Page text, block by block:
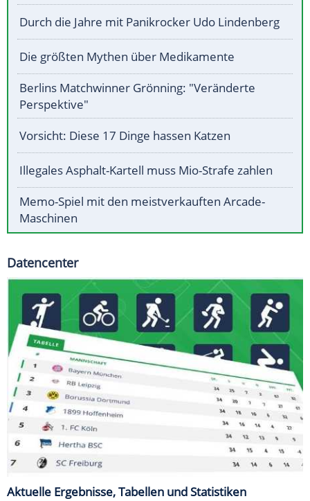
Durch die Jahre mit Panikrocker Udo Lindenberg
Die größten Mythen über Medikamente
Berlins Matchwinner Grönning: "Veränderte
Perspektive"
Vorsicht: Diese 17 Dinge hassen Katzen
Illegales Asphalt-Kartell muss Mio-Strafe zahlen
Memo-Spiel mit den meistverkauften Arcade-
Maschinen
Datencenter
Aktuelle Ergebnisse, Tabellen und Statistiken